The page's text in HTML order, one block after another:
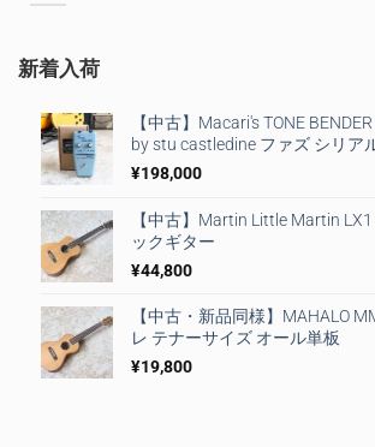
新着入荷
【中古】Macari's TONE
by stu castledine ファズ シリア
¥198,000
【中古】Martin Little Martin
ックギター
¥44,800
【中古・新品同様】MAHALO
レ テナーサイズ オール単板
¥19,800